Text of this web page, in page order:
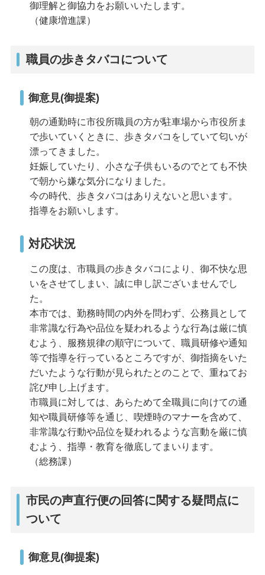
御理解と御協力をお願いいたします。
（健康増進課）
職員の歩きタバコについて
御意見(御提案)
朝の通勤時に市役所職員の方が駐車場から市役所ま
で歩いていくときに、歩きタバコをしていて匂いが
漂ってきました。
妊娠していたり、小さな子供もいるのでとても不快
で朝から嫌な気分になりました。
今の時代、歩きタバコはありえないと思います。
指導をお願いします。
対応状況
この度は、市職員の歩きタバコにより、御不快な思
いをさせてしまい、誠に申し訳ございませんでし
た。
本市では、勤務時間の内外を問わず、公務員として
非常識な行為や品位を疑われるような行為は厳に慎
むよう、服務規律の順守について、職員研修や通知
等で指導を行っているところですが、御指摘をいた
だいたような行動が見られたとのことで、重ねてお
詫び申し上げます。
市職員に対しては、あらためて全職員に向けての通
知や職員研修等を通じ、喫煙時のマナーを含めて、
非常識な行動や品位を疑われるような言動を厳に慎
むよう、指導・教育を徹底してまいります。
（総務課）
市民の声直行便の回答に関する疑問点に
ついて
御意見(御提案)